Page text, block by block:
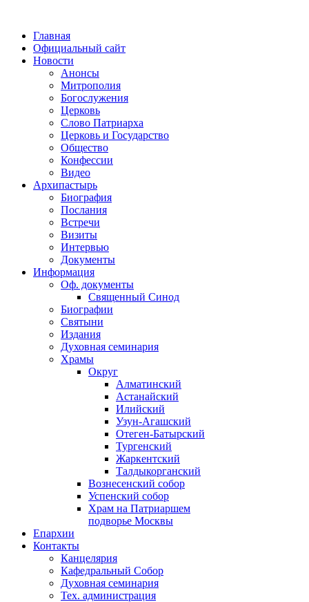
Главная
Официальный сайт
Новости
Анонсы
Митрополия
Богослужения
Церковь
Слово Патриарха
Церковь и Государство
Общество
Конфессии
Видео
Архипастырь
Биография
Послания
Встречи
Визиты
Интервью
Документы
Информация
Оф. документы
Священный Синод
Биографии
Святыни
Издания
Духовная семинария
Храмы
Округ
Алматинский
Астанайский
Илийский
Узун-Агашский
Отеген-Батырский
Тургенский
Жаркентский
Талдыкорганский
Вознесенский собор
Успенский собор
Храм на Патриаршем
подворье Москвы
Епархии
Контакты
Канцелярия
Кафедральный Собор
Духовная семинария
Тех. администрация